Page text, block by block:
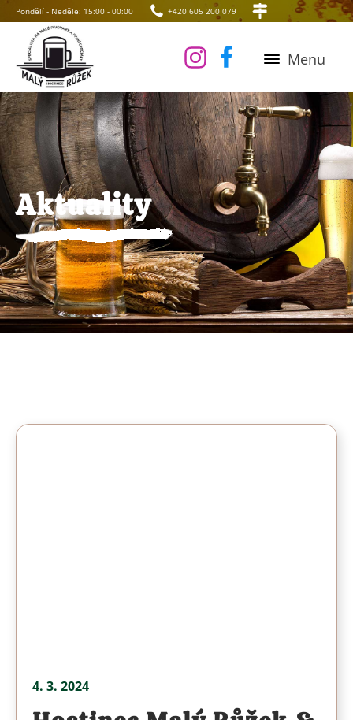
Pondělí - Neděle: 15:00 - 00:00 +420 605 200 079
Menu
Aktuality
4. 3. 2024